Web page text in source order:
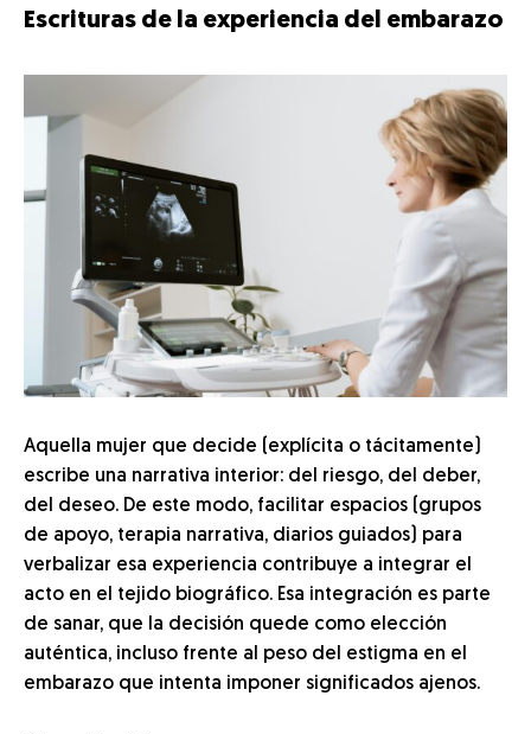
Escrituras de la experiencia del embarazo
Aquella mujer que decide (explícita o tácitamente)
escribe una narrativa interior: del riesgo, del deber,
del deseo. De este modo, facilitar espacios (grupos
de apoyo, terapia narrativa, diarios guiados) para
verbalizar esa experiencia contribuye a integrar el
acto en el tejido biográfico. Esa integración es parte
de sanar, que la decisión quede como elección
auténtica, incluso frente al peso del estigma en el
embarazo que intenta imponer significados ajenos.